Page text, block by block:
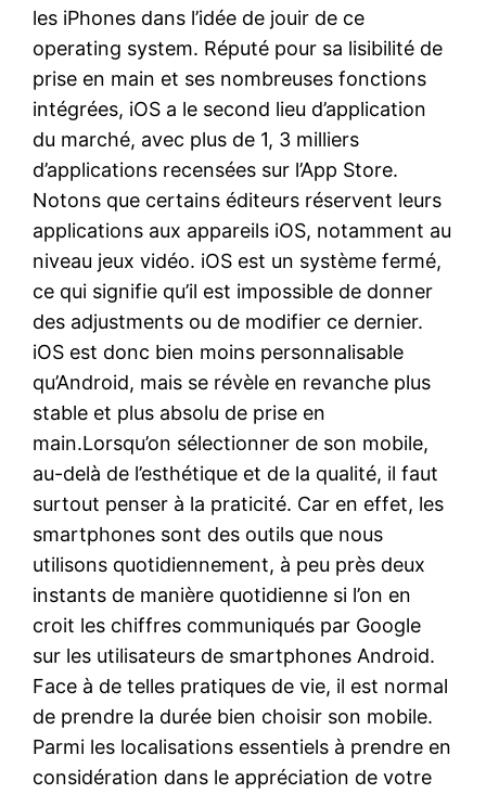
les iPhones dans l’idée de jouir de ce
operating system. Réputé pour sa lisibilité de
prise en main et ses nombreuses fonctions
intégrées, iOS a le second lieu d’application
du marché, avec plus de 1, 3 milliers
d’applications recensées sur l’App Store.
Notons que certains éditeurs réservent leurs
applications aux appareils iOS, notamment au
niveau jeux vidéo. iOS est un système fermé,
ce qui signifie qu’il est impossible de donner
des adjustments ou de modifier ce dernier.
iOS est donc bien moins personnalisable
qu’Android, mais se révèle en revanche plus
stable et plus absolu de prise en
main.Lorsqu’on sélectionner de son mobile,
au-delà de l’esthétique et de la qualité, il faut
surtout penser à la praticité. Car en effet, les
smartphones sont des outils que nous
utilisons quotidiennement, à peu près deux
instants de manière quotidienne si l’on en
croit les chiffres communiqués par Google
sur les utilisateurs de smartphones Android.
Face à de telles pratiques de vie, il est normal
de prendre la durée bien choisir son mobile.
Parmi les localisations essentiels à prendre en
considération dans le appréciation de votre